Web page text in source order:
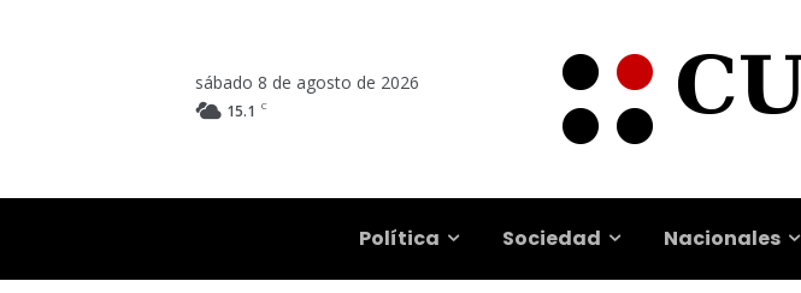
sábado 8 de agosto de 2026
15.1 C
Política Sociedad Nacionales